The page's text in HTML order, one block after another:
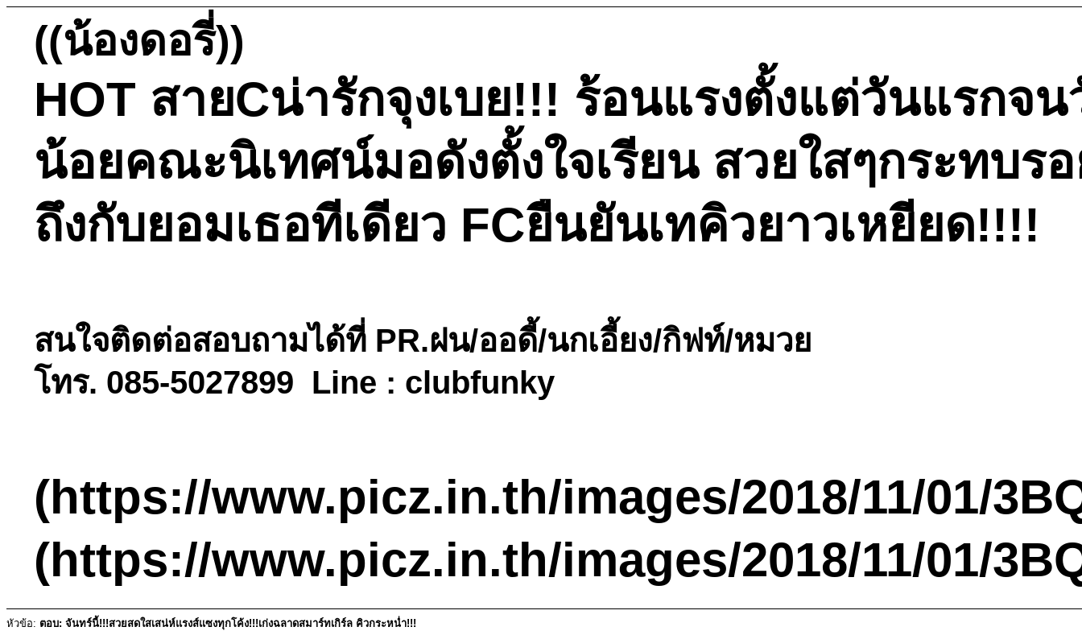
((น้องดอรี่))
HOT สายCน่ารักจุงเบย!!! ร้อนแรงตั้งแต่วันแรกจ
น้อยคณะนิเทศน์มอดังตั้งใจเรียน สวยใสๆกระทบร
ถึงกับยอมเธอทีเดียว FCยืนยันเทคิวยาวเหยียด!!!!
สนใจติดต่อสอบถามได้ที่ PR.ฝน/ออดี้/นกเอี้ยง/กิฟท์/หมวย
โทร. 085-5027899 Line : clubfunky
(https://www.picz.in.th/images/2018/11/01/
(https://www.picz.in.th/images/2018/11/01/
หัวข้อ: ตอบ: จันทร์นี้!!!สวยสดใสเสน่ห์แรงส์แซงทุกโค้ง!!!เก่งฉลาดสมาร์ทเกิร์ล คิวกระหน่ำ!!!